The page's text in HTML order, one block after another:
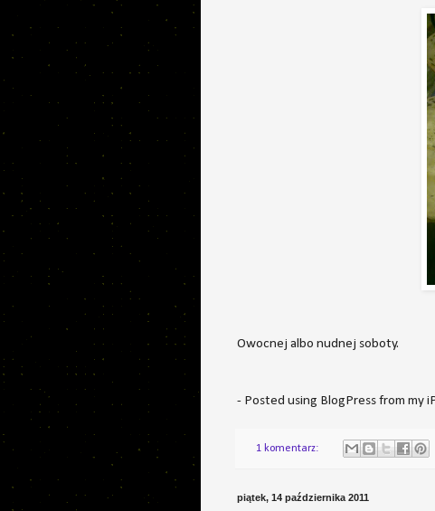
Owocnej albo nudnej soboty.
- Posted using BlogPress from my
1 komentarz:
piątek, 14 października 2011